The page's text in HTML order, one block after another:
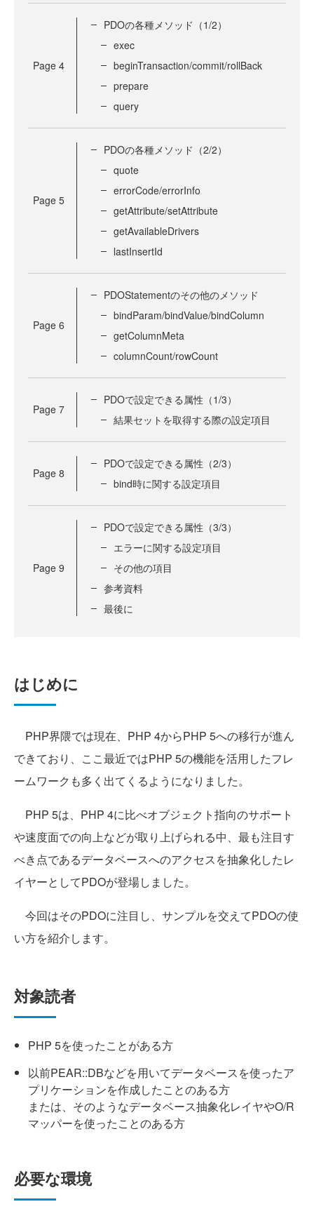
Page 4
PDOの各種メソッド（1/2）
exec
beginTransaction/commit/rollBack
prepare
query
Page 5
PDOの各種メソッド（2/2）
quote
errorCode/errorInfo
getAttribute/setAttribute
getAvailableDrivers
lastInsertId
Page 6
PDOStatementのその他のメソッド
bindParam/bindValue/bindColumn
getColumnMeta
columnCount/rowCount
Page 7
PDOで設定できる属性（1/3）
結果セットを取得する際の設定項目
Page 8
PDOで設定できる属性（2/3）
bind時に関する設定項目
Page 9
PDOで設定できる属性（3/3）
エラーに関する設定項目
その他の項目
参考資料
最後に
はじめに
PHP界隈では現在、PHP 4からPHP 5への移行が進ん
できており、ここ最近ではPHP 5の機能を活用したフレ
ームワークも多く出てくるようになりました。
PHP 5は、PHP 4に比べオブジェクト指向のサポート
や速度面での向上などが取り上げられる中、最も注目す
べき点であるデータベースへのアクセスを抽象化したレ
イヤーとしてPDOが登場しました。
今回はそのPDOに注目し、サンプルを交えてPDOの使
い方を紹介します。
対象読者
PHP 5を使ったことがある方
以前PEAR::DBなどを用いてデータベースを使ったア
プリケーションを作成したことのある方
または、そのようなデータベース抽象化レイヤやO/R
マッパーを使ったことのある方
必要な環境